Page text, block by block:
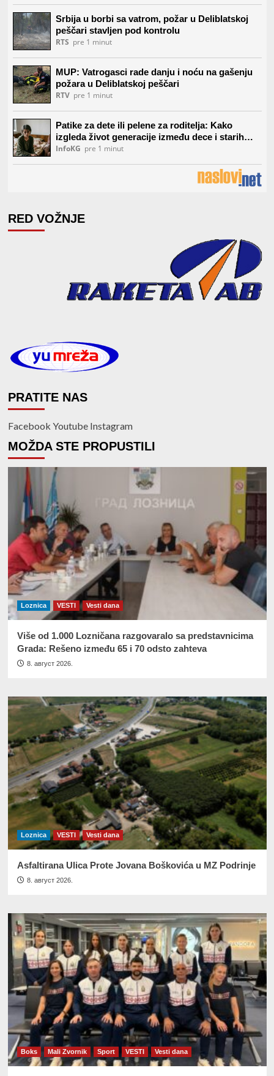
RED VOŽNJE
PRATITE NAS
Facebook Youtube Instagram
MOŽDA STE PROPUSTILI
Loznica VESTI Vesti dana
Više od 1.000 Lozničana razgovaralo sa predstavnicima
Grada: Rešeno između 65 i 70 odsto zahteva
8. август 2026.
Loznica VESTI Vesti dana
Asfaltirana Ulica Prote Jovana Boškovića u MZ Podrinje
8. август 2026.
Boks Mali Zvornik Sport VESTI Vesti dana